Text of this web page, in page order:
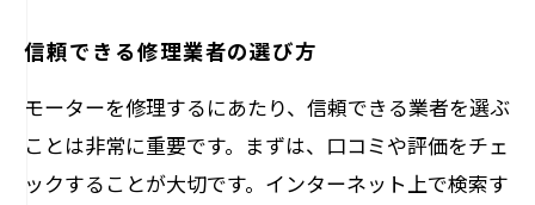
信頼できる修理業者の選び方
モーターを修理するにあたり、信頼できる業者を選ぶ
ことは非常に重要です。まずは、口コミや評価をチェ
ックすることが大切です。インターネット上で検索す